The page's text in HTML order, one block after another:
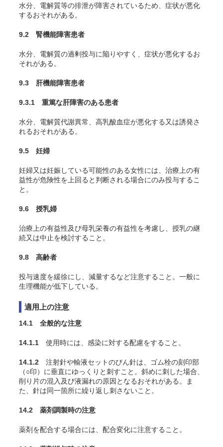
水分、電解質等の排泄が障害されているため、症状が悪化
するおそれがある。
9.2 腎機能障害患者
水分、電解質の過剰投与に陥りやすく、症状が悪化するお
それがある。
9.3 肝機能障害患者
9.3.1 重篤な肝障害のある患者
水分、電解質代謝異常、高乳酸血症が悪化する又は誘発さ
れるおそれがある。
9.5 妊婦
妊婦又は妊娠している可能性のある女性には、治療上の有
益性が危険性を上回ると判断される場合にのみ投与するこ
と。
9.6 授乳婦
治療上の有益性及び母乳栄養の有益性を考慮し、授乳の継
続又は中止を検討すること。
9.8 高齢者
投与速度を緩徐にし、減量するなど注意すること。一般に
生理機能が低下している。
適用上の注意
14.1 全般的な注意
14.1.1 使用時には、感染に対する配慮をすること。
14.1.2 注射針や輸液セットのびん針は、ゴム栓の刻印部
（○印）に垂直にゆっくりと刺すこと。斜めに刺した場合、
削り片の混入及び液漏れの原因となるおそれがある。ま
た、針は同一箇所に繰り返し刺さないこと。
14.2 薬剤調製時の注意
薬剤を配合する場合には、配合変化に注意すること。